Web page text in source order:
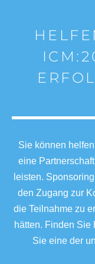
Sie können
eine
leisten.
den Zugang zur
die Teilnahme zu
hätten. Finden Sie
Sie eine der